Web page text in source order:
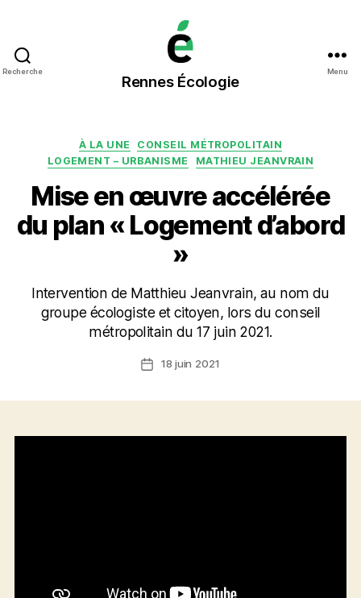
Recherche
Rennes
Écologie
Rennes Écologie
Menu
Catégories
À LA UNE
CONSEIL MÉTROPOLITAIN
LOGEMENT – URBANISME
MATHIEU JEANVRAIN
Mise en œuvre accélérée
du plan « Logement d’abord
»
Intervention de Matthieu Jeanvrain, au nom du
groupe écologiste et citoyen, lors du conseil
métropolitain du 17 juin 2021.
Date18 juin 2021